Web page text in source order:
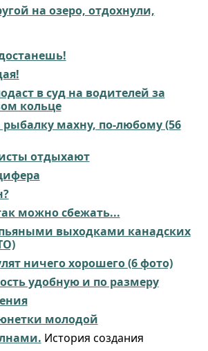
на озеро, отдохнули,
в суд на водителей за
кольце
махну, по-любому (56
отдыхают
можно сбежать...
выходками канадских
ничего хорошего (6 фото)
удобную и по размеру
молодой
История создания